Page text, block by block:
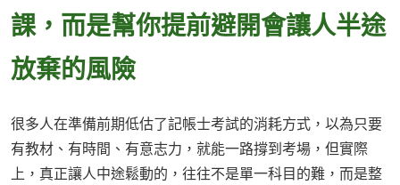
課，而是幫你提前避開會讓人半途
放棄的風險
很多人在準備前期低估了記帳士考試的消耗方式，以為只要
有教材、有時間、有意志力，就能一路撐到考場，但實際
上，真正讓人中途鬆動的，往往不是單一科目的難，而是整